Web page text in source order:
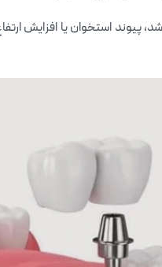
پیوند استخوان یا افزایش